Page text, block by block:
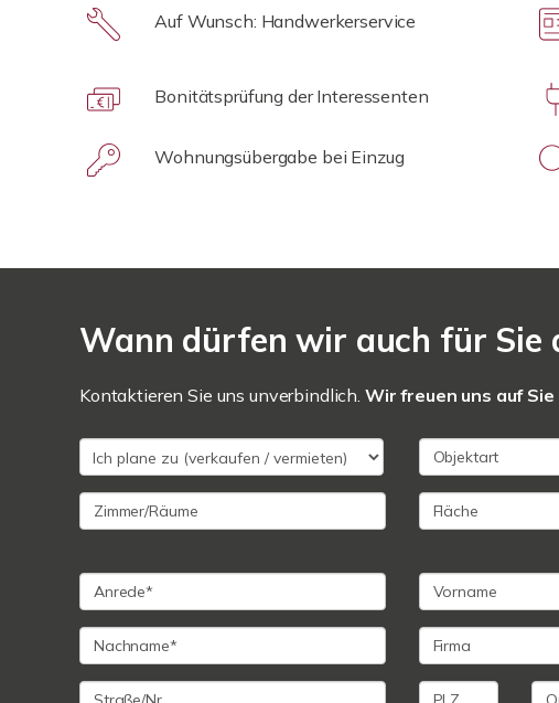
Auf Wunsch: Handwerkerservice
Bonitätsprüfung der Interessenten
Wohnungsübergabe bei Einzug
Wann dürfen wir auch für Sie
Kontaktieren Sie uns unverbindlich. Wir freuen uns auf Sie